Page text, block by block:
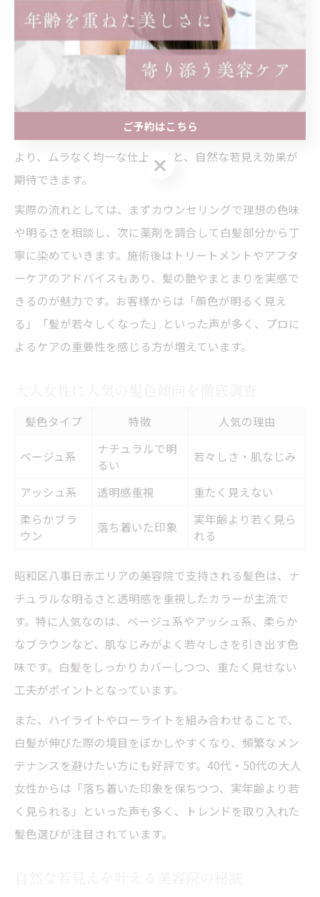
アフターケ
ア
トリートメントや
助言
艶・まとまり・若見
え
美容院での白髪染めは、カウンセリングから始まり髪質
や悩みを丁寧にヒアリングすることが基本です。施術前
に髪と頭皮の状態を確認し、ダメージを最小限に抑える
薬剤選定や、細やかな塗布技術が用いられます。これに
より、ムラなく均一な仕上がりと、自然な若見え効果が
期待できます。
実際の流れとしては、まずカウンセリングで理想の色味
や明るさを相談し、次に薬剤を調合して白髪部分から丁
寧に染めていきます。施術後はトリートメントやアフタ
ーケアのアドバイスもあり、髪の艶やまとまりを実感で
きるのが魅力です。お客様からは「顔色が明るく見え
る」「髪が若々しくなった」といった声が多く、プロに
よるケアの重要性を感じる方が増えています。
髪色タイプ 特徴 人気の理由
ベージュ系
ナチュラルで明
るい
若々しさ・肌なじみ
アッシュ系 透明感重視
重たく見えない
柔らかブラ
ウン
落ち着いた印象
実年齢より若く見ら
れる
昭和区八事日赤エリアの美容院で支持される髪色は、ナ
チュラルな明るさと透明感を重視したカラーが主流で
す。特に人気なのは、ベージュ系やアッシュ系、柔らか
なブラウンなど、肌なじみがよく若々しさを引き出す色
味です。白髪をしっかりカバーしつつ、重たく見せない
工夫がポイントとなっています。
また、ハイライトやローライトを組み合わせることで、
白髪が伸びた際の境目をぼかしやすくなり、頻繁なメン
テナンスを避けたい方にも好評です。40代・50代の大人
女性からは「落ち着いた印象を保ちつつ、実年齢より若
く見られる」といった声も多く、トレンドを取り入れた
髪色選びが注目されています。
ご予約はこちら
ご予約はこちら